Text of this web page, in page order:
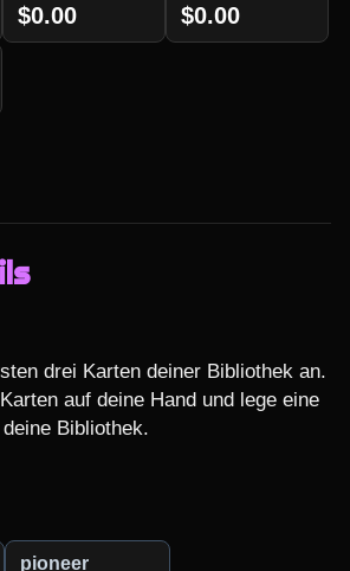
$0.00 $0.00
drei Karten deiner Bibliothek an.
auf deine Hand und lege eine
Bibliothek.
pioneer